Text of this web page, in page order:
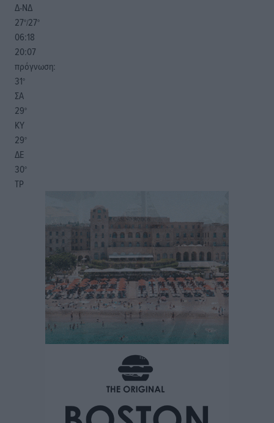
Δ-ΝΔ
27°/27°
06:18
20:07
πρόγνωση:
31°
ΣΑ
29°
ΚΥ
29°
ΔΕ
30°
ΤΡ